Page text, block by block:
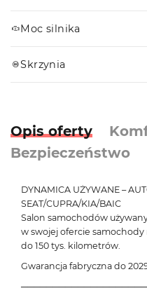
Moc silnika
Skrzynia
Opis oferty
Bezpieczeństwo
DYNAMICA UŻYWANE –
SEAT/CUPRA/KIA/BAIC
Salon samochodów
w swojej ofercie samochody
do 150 tys. kilometrów.
Gwarancja fabryczna do